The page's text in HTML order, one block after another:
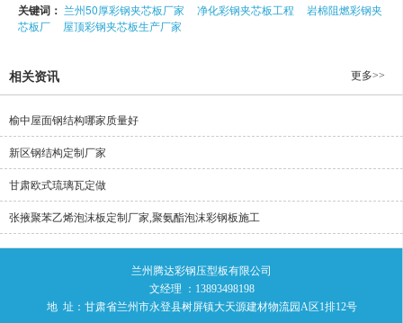
关键词： 兰州50厚彩钢夹芯板厂家 净化彩钢夹芯板工程
岩棉阻燃彩钢夹
芯板厂
屋顶彩钢夹芯板生产厂家
相关资讯 更多>>
榆中屋面钢结构哪家质量好
新区钢结构定制厂家
甘肃欧式琉璃瓦定做
张掖聚苯乙烯泡沫板定制厂家,聚氨酯泡沫彩钢板施工
兰州腾达彩钢压型板有限公司
文经理 ：13893498198
地 址：甘肃省兰州市永登县树屏镇大天源建材物流园A区1排12号